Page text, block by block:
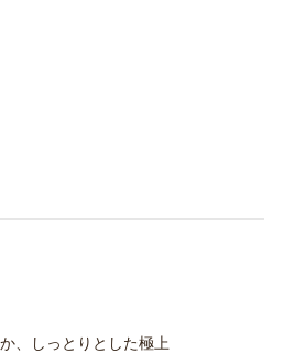
、しっとりとした極上